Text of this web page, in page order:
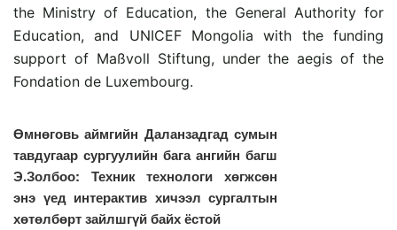
the Ministry of Education, the General Authority for
Education, and UNICEF Mongolia with the funding
support of Maßvoll Stiftung, under the aegis of the
Fondation de Luxembourg.
Өмнөговь аймгийн Даланзадгад сумын
тавдугаар сургуулийн бага ангийн багш
Э.Золбоо: Техник технологи хөгжсөн
энэ үед интерактив хичээл сургалтын
хөтөлбөрт зайлшгүй байх ёстой